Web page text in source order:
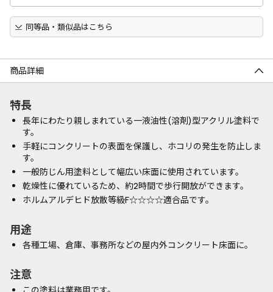
同等品・類似品はこちら
商品詳細
特長
長年にわたり親しまれている一液油性(溶剤)型アクリル塗料で
す。
手軽にコンクリートの表面を保護し、ホコリの発生を防止しま
す。
一般防じん用塗料として幅広い床面に使用されています。
乾燥性に優れているため、約2時間で歩行開放ができます。
ホルムアルデヒド放散等級F☆☆☆☆適合品です。
用途
各種工場、倉庫、事務所などの屋内外コンクリート床面に。
注意